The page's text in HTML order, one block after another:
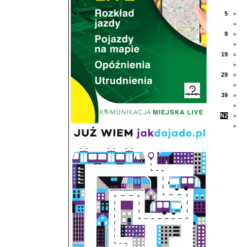
5 »
»
9
»
»
19
»
»
29
»
»
39
»
»
N2
»
»